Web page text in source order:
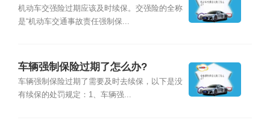
机动车交强险过期应该及时续保。交强险的全称
是“机动车交通事故责任强制保...
车辆强制保险过期了怎么办?
车辆强制保险过期了需要及时去续保，以下是没
有续保的处罚规定：1、车辆强...